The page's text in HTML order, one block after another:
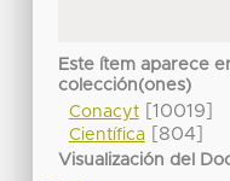
Este ítem aparece
colección(ones)
Conacyt[10019]
Científica[804]
Visualización del